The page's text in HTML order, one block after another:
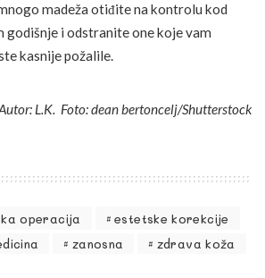
madeža otiđite na kontrolu kod
godišnje i odstranite one koje vam
kasnije požalile.
L.K. Foto: dean bertoncelj/Shutterstock
operacija
estetske korekcije
zanosna zdrava koža